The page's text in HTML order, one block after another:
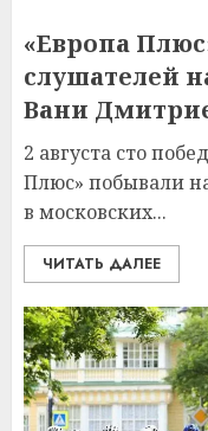
«Европа
слушателей
Вани
2 августа сто
Плюс» побывали
в московских...
ЧИТАТЬ ДАЛЕЕ